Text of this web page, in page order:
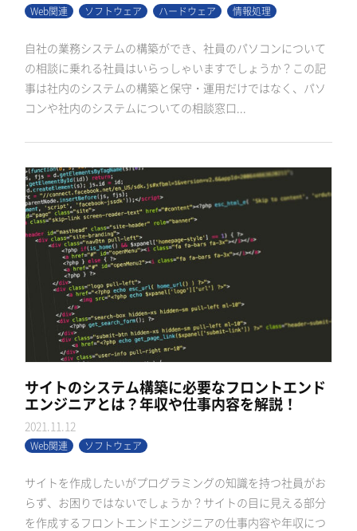
Web関連 ソフトウェア ハードウェア 情報処理
自社の業務システムの構築ができ、社員のパソコンについて
の相談に乗れる社員はいらっしゃいますでしょうか？この記
事は社内のシステムの構築と保守・運用だけではなく、パソ
コンや社内のシステムについての相談窓口...
サイトのシステム構築に必要なフロントエンド
エンジニアとは？年収や仕事内容を解説！
2021.11.12
Web関連 ソフトウェア
サイトを作成したいがプログラミングの知識を持つ社員がお
らず、お困りではないでしょうか？サイトの目に見える部分
を作成するフロントエンドエンジニアの仕事内容や年収につ